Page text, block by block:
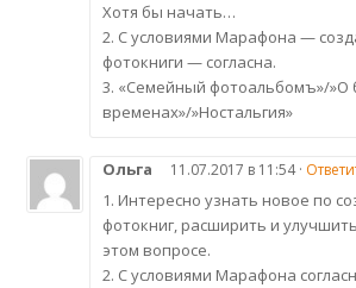
Хотя бы начать…
2. С условиями Марафона —
фотокниги — согласна.
3. «Семейный фотоальбомъ»/»О
временах»/»Ностальгия»
Ольга 11.07.2017 в 11:54 ·
1. Интересно узнать новое по
фотокниг, расширить и
этом вопросе.
2. С условиями Марафона